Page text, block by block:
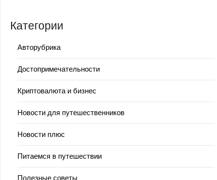
Категории
Авторубрика
Достопримечательности
Криптовалюта и бизнес
Новости для путешественников
Новости плюс
Питаемся в путешествии
Полезные советы